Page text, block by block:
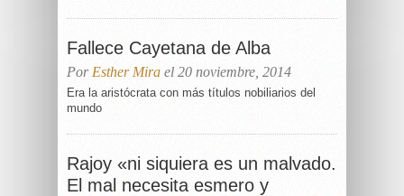
Fallece Cayetana de Alba
Por Esther Mira el 20 noviembre, 2014
Era la aristócrata con más títulos nobiliarios del
mundo
Rajoy «ni siquiera es un malvado.
El mal necesita esmero y